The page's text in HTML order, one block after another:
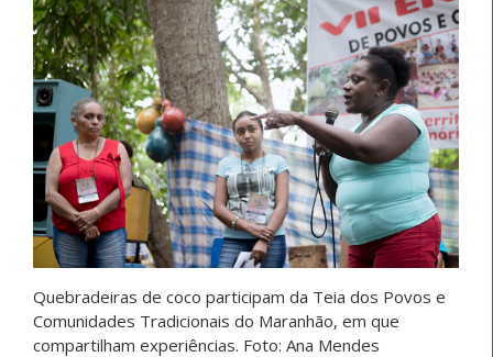
Quebradeiras de coco participam da Teia dos Povos e
Comunidades Tradicionais do Maranhão, em que
compartilham experiências. Foto: Ana Mendes